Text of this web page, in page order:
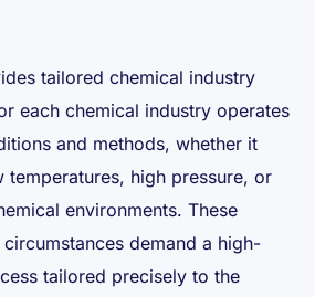
tailored chemical industry
each chemical industry operates
and methods, whether it
temperatures, high pressure, or
environments. These
demand a high-
tailored precisely to the